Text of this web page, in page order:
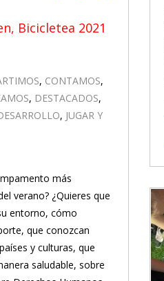
Bicicletea 2021
, CONTAMOS,
, DESTACADOS,
, JUGAR Y
más
verano? ¿Quieres que
entorno, cómo
que conozcan
y culturas, que
saludable, sobre